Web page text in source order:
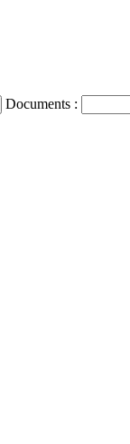
Documents :